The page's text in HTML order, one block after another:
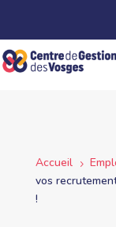
Accueil 5
vos
!